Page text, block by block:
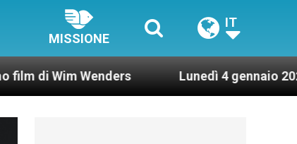
MISSIONE
IT
Lunedì 4 gennaio 2021: Possesso